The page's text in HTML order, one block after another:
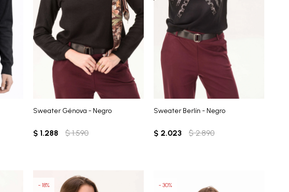
Sweater Génova - Negro
$ 1.288 $ 1.590
Sweater Berlín - Negro
$ 2.023 $ 2.890
18 30